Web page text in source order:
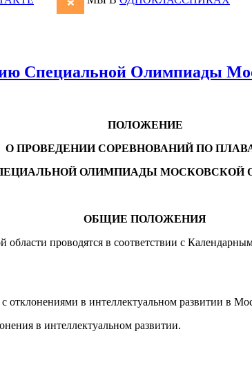
Специальной Олимпиады
ПОЛОЖЕНИЕ
О ПРОВЕДЕНИИ СОРЕВНОВАНИЙ ПО
ОЛИМПИАДЫ МОСКОВСКОЙ
ОБЩИЕ ПОЛОЖЕНИЯ
проводятся в соответствии с
отклонениями в интеллектуальном развитии в
в интеллектуальном развитии.